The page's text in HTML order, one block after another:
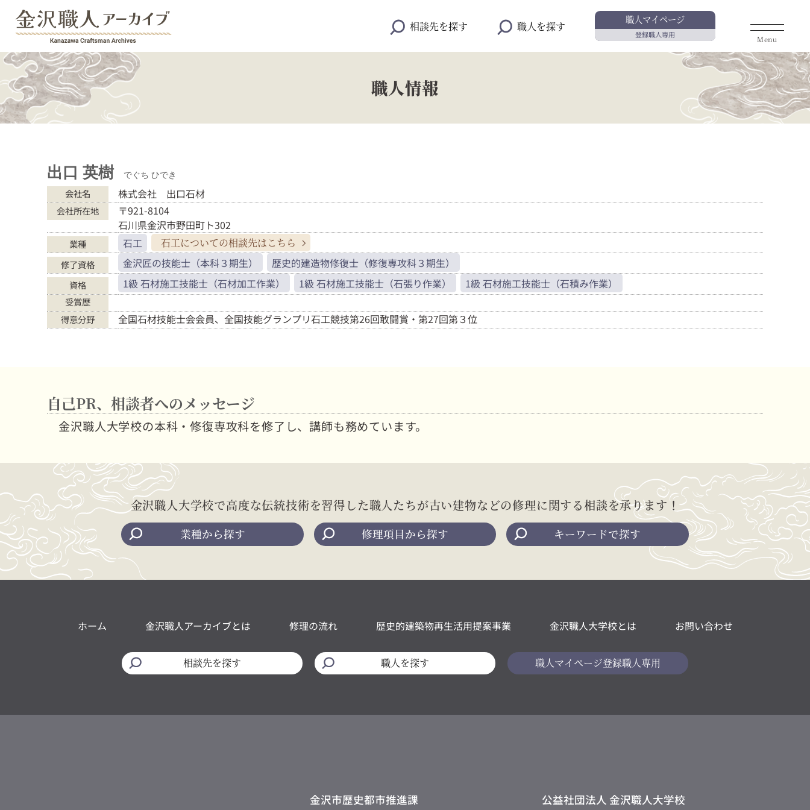
相談先を探す 職人を探す
職人マイページ
登録職人専用
Menu
職人情報
出口 英樹 でぐち ひでき
会社名 株式会社 出口石材
会社所在地
〒921-8104
石川県金沢市野田町ト302
業種 石工 石工についての相談先はこちら
修了資格 金沢匠の技能士（本科３期生） 歴史的建造物修復士（修復専攻科３期生）
資格 1級 石材施工技能士（石材加工作業） 1級 石材施工技能士（石張り作業） 1級 石材施工技能士（石積み作業）
受賞歴
得意分野
全国石材技能士会会員、全国技能グランプリ石工競技第26回敢闘賞・第27回第３位
自己PR、相談者へのメッセージ
金沢職人大学校の本科・修復専攻科を修了し、講師も務めています。
金沢職人大学校で高度な伝統技術を習得した職人たちが古い建物などの修理に関する相談を承ります！
業種から探す 修理項目から探す キーワードで探す
ホーム 金沢職人アーカイブとは 修理の流れ 歴史的建築物再生活用提案事業 金沢職人大学校とは お問い合わせ
相談先を探す 職人を探す 職人マイページ登録職人専用
金沢市歴史都市推進課 公益社団法人 金沢職人大学校